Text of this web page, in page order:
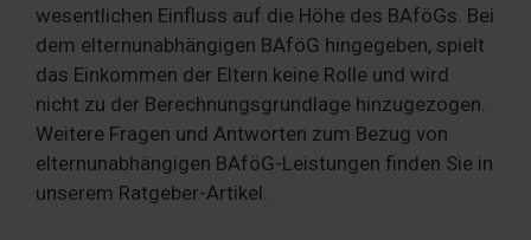
wesentlichen Einfluss auf die Höhe des BAföGs. Bei
dem elternunabhängigen BAföG hingegeben, spielt
das Einkommen der Eltern keine Rolle und wird
nicht zu der Berechnungsgrundlage hinzugezogen.
Weitere Fragen und Antworten zum Bezug von
elternunabhängigen BAföG-Leistungen finden Sie in
unserem Ratgeber-Artikel.